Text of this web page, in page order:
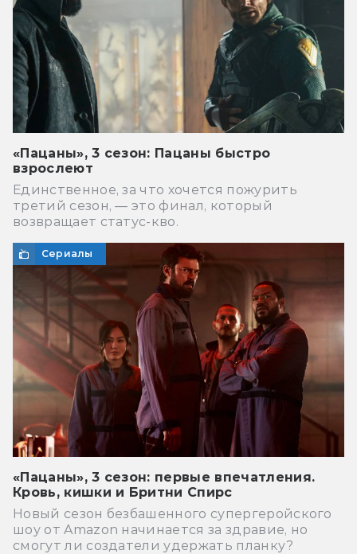
«Пацаны», 3 сезон: Пацаны быстро
взрослеют
Единственное, за что хочется пожурить
третий сезон, — это финал, который
возвращает статус-кво.
Сериалы
«Пацаны», 3 сезон: первые впечатления.
Кровь, кишки и Бритни Спирс
Новый сезон безбашенного супергеройского
шоу от Amazon начинается за здравие, но
смогут ли создатели удержать планку?